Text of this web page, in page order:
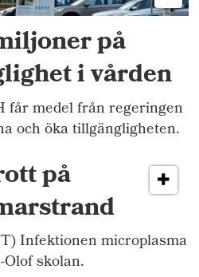
på
i vården
får medel från regeringen
och öka tillgängligheten.
på
Infektionen microplasma
skolan.